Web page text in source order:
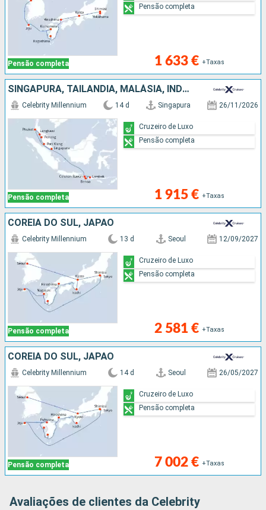
Pensão completa 1 633 € +Taxas
Pensão completa
SINGAPURA, TAILÂNDIA, MALÁSIA, INDONÉSIA
Pensão completa
Celebrity Millennium 14 d Singapura 26/11/2026
1 915 € +Taxas
Cruzeiro de Luxo
Pensão completa
COREIA DO SUL, JAPÃO
Pensão completa
Celebrity Millennium 13 d Seoul 12/09/2027
2 581 € +Taxas
Cruzeiro de Luxo
Pensão completa
COREIA DO SUL, JAPÃO
Pensão completa
Celebrity Millennium 14 d Seoul 26/05/2027
7 002 € +Taxas
Cruzeiro de Luxo
Pensão completa
Avaliações de clientes da Celebrity